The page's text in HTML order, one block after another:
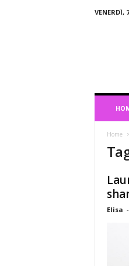
VENERDÌ,
Home
Elisa -